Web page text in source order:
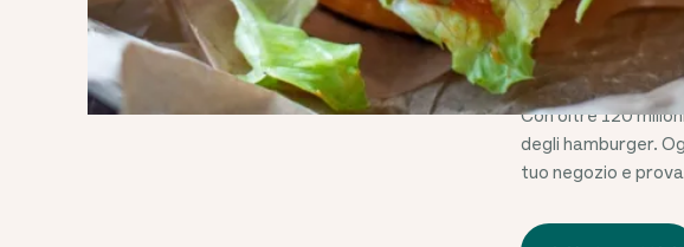
Con oltre120
degli hamburger.
tuo negozio e